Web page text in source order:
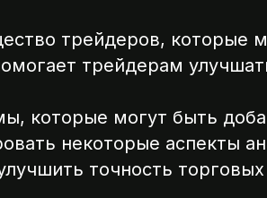
трейдеров, которые
трейдерам
которые могут быть
некоторые аспекты
точность торговых